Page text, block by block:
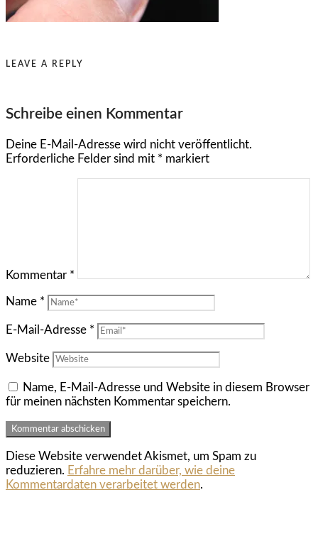
LEAVE A REPLY
Schreibe einen Kommentar
Deine E-Mail-Adresse wird nicht veröffentlicht.
Erforderliche Felder sind mit * markiert
Kommentar *
Name *
E-Mail-Adresse *
Website
Name, E-Mail-Adresse und Website in diesem Browser
für meinen nächsten Kommentar speichern.
Diese Website verwendet Akismet, um Spam zu
reduzieren. Erfahre mehr darüber, wie deine
Kommentardaten verarbeitet werden.